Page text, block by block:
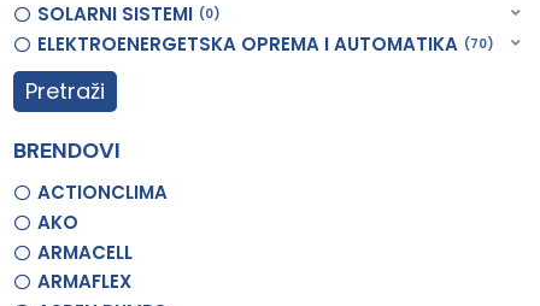
SOLARNI SISTEMI 0
ELEKTROENERGETSKA OPREMA I AUTOMATIKA 70
Pretraži
BRENDOVI
ACTIONCLIMA
AKO
ARMACELL
ARMAFLEX